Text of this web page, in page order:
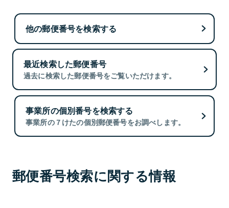
他の郵便番号を検索する
最近検索した郵便番号
過去に検索した郵便番号をご覧いただけます。
事業所の個別番号を検索する
事業所の７けたの個別郵便番号をお調べします。
郵便番号検索に関する情報